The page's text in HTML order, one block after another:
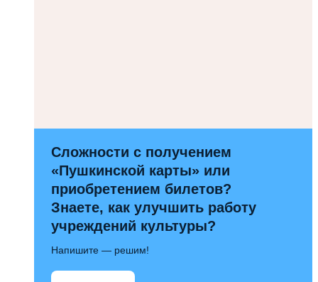
Сложности с получением
«Пушкинской карты» или
приобретением билетов?
Знаете, как улучшить работу
учреждений культуры?
Напишите — решим!